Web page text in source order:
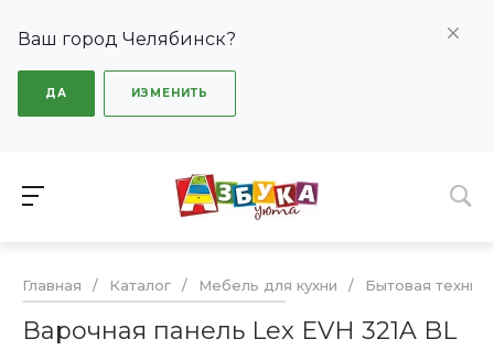
Ваш город Челябинск?
ДА ИЗМЕНИТЬ
Главная / Каталог / Мебель для кухни / Бытовая техника
Варочная панель Lex EVH 321A BL